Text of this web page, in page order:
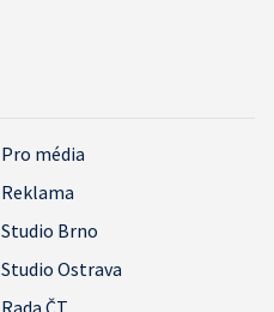
Pro média
Reklama
Studio Brno
Studio Ostrava